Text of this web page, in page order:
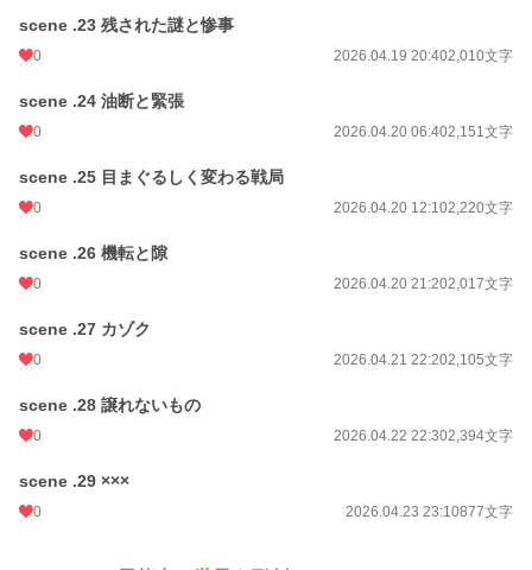
scene .23 残された謎と惨事
0 2026.04.19 20:402,010文字
scene .24 油断と緊張
0 2026.04.20 06:402,151文字
scene .25 目まぐるしく変わる戦局
0 2026.04.20 12:102,220文字
scene .26 機転と隙
0 2026.04.20 21:202,017文字
scene .27 カゾク
0 2026.04.21 22:202,105文字
scene .28 譲れないもの
0 2026.04.22 22:302,394文字
scene .29 ×××
0 2026.04.23 23:10877文字